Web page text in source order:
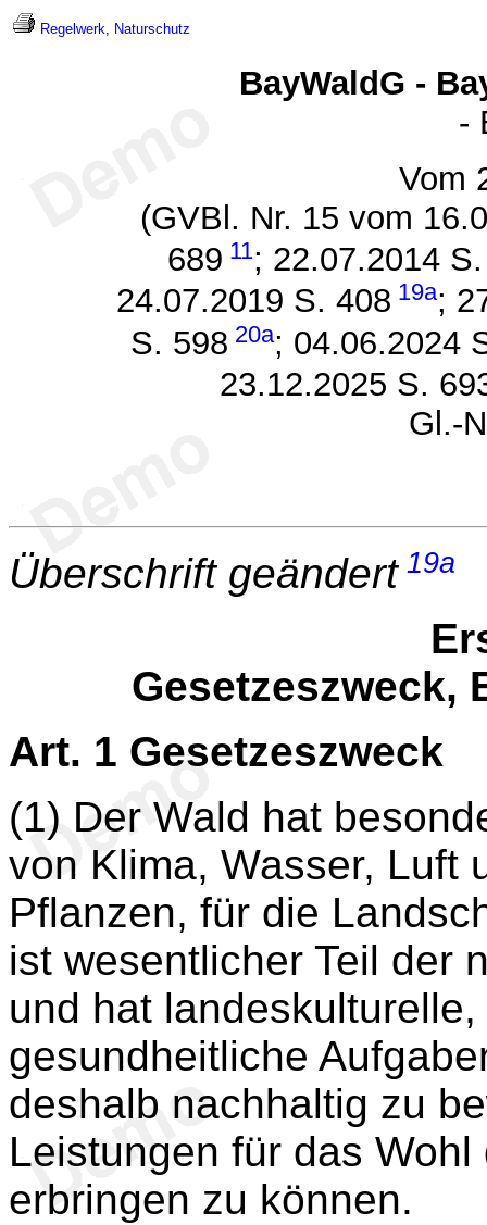
Regelwerk, Naturschutz
BayWaldG -
-
Vom
(GVBl. Nr. 15 vom
689 11; 22.07.2014
24.07.2019 S. 408 19a;
S. 598 20a; 04.06.2024
23.12.2025 S.
Gl.-
Überschrift geändert 19a
Gesetzeszweck,
Art. 1 Gesetzeszweck
(1) Der Wald hat
von Klima, Wasser, Luft
Pflanzen, für die
ist wesentlicher Teil der
und hat
gesundheitliche
deshalb nachhaltig zu
Leistungen für das
erbringen zu können.